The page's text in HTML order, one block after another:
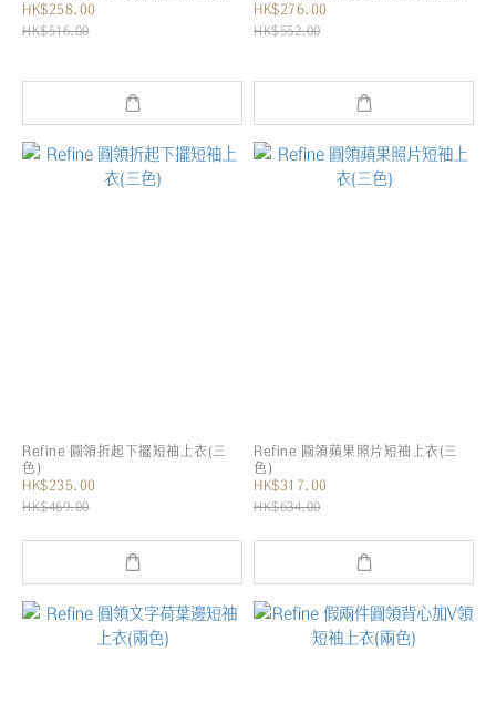
HK$258.00
HK$516.00
HK$276.00
HK$552.00
Refine 圓領折起下擺短袖上衣(三
色)
HK$235.00
HK$469.00
Refine 圓領蘋果照片短袖上衣(三
色)
HK$317.00
HK$634.00